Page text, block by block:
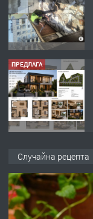
ПРЕДЛАГА
Случайна рецепта